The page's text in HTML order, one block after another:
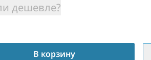
дешевле?
В корзину